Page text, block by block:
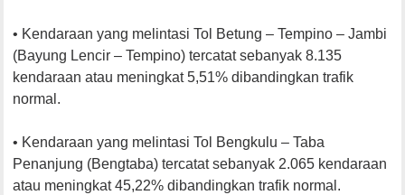
• Kendaraan yang melintasi Tol Betung – Tempino – Jambi
(Bayung Lencir – Tempino) tercatat sebanyak 8.135
kendaraan atau meningkat 5,51% dibandingkan trafik
normal.
• Kendaraan yang melintasi Tol Bengkulu – Taba
Penanjung (Bengtaba) tercatat sebanyak 2.065 kendaraan
atau meningkat 45,22% dibandingkan trafik normal.